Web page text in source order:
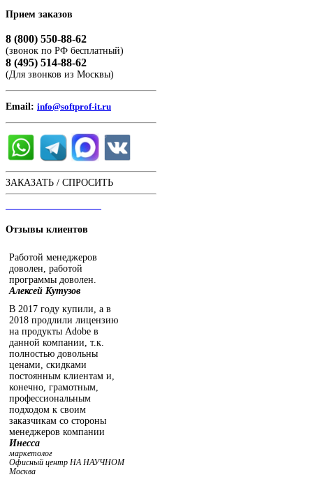
Прием заказов
8 (800) 550-88-62
(звонок по РФ бесплатный)
8 (495) 514-88-62
(Для звонков из Москвы)
Email: info@softprof-it.ru
ЗАКАЗАТЬ / СПРОСИТЬ
Отзывы клиентов
Работой менеджеров
доволен, работой
программы доволен.
Алексей Кутузов
В 2017 году купили, а в
2018 продлили лицензию
на продукты Adobe в
данной компании, т.к.
полностью довольны
ценами, скидками
постоянным клиентам и,
конечно, грамотным,
профессиональным
подходом к своим
заказчикам со стороны
менеджеров компании
Инесса
маркетолог
Офисный центр НА НАУЧНОМ
Москва